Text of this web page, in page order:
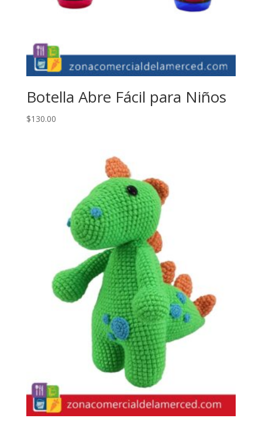
Botella Abre Fácil para Niños
$130.00